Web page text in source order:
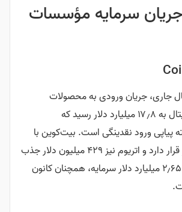
سرمایه مؤسسات
جاری، جریان ورودی به محصولات
سرمایه‌گذاری دیجیتال به ۱۷٫۸ میلیارد دلار رسید که
۱۱ هفته پیاپی ورود نقدینگی است. بیت‌کوین با
سهم ۸۳٪ در صدر قرار دارد و اتریوم نیز ۴۲۹ میلیون دلار جذب
کرد. آمریکا با ورود ۲٫۶۵ میلیارد دلار سرمایه، همچنان کانون